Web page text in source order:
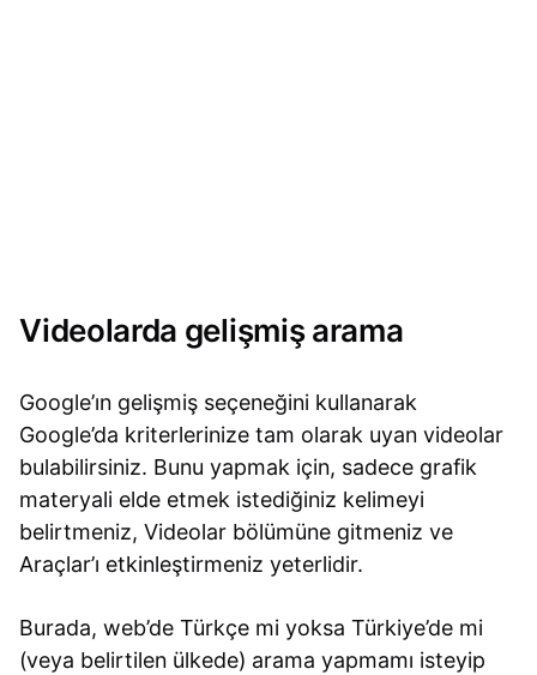
Videolarda gelişmiş arama
Google’ın gelişmiş seçeneğini kullanarak
Google’da kriterlerinize tam olarak uyan videolar
bulabilirsiniz. Bunu yapmak için, sadece grafik
materyali elde etmek istediğiniz kelimeyi
belirtmeniz, Videolar bölümüne gitmeniz ve
Araçlar’ı etkinleştirmeniz yeterlidir.
Burada, web’de Türkçe mi yoksa Türkiye’de mi
(veya belirtilen ülkede) arama yapmamı isteyip